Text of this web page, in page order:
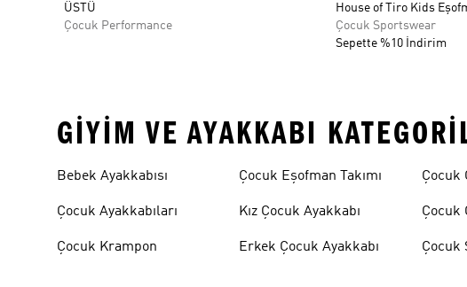
ÜSTÜ
Çocuk Performance
House of Tiro Kids
Çocuk Sportswear
Sepette %10 İndirim
GIYIM VE AYAKKABI
Bebek Ayakkabısı
Çocuk Ayakkabıları
Çocuk Krampon
Çocuk Eşofman Takımı
Kız Çocuk Ayakkabı
Erkek Çocuk Ayakkabı
Çocuk
Çocuk
Çocuk